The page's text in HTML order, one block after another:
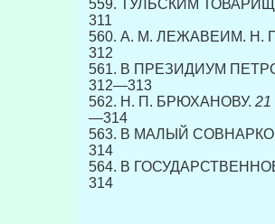
559. ТУЛЬСКИМ
311
560. А. М. ЛЕЖАВЕИМ. Н.
312
561. В ПРЕЗИДИУМ
312—313
562. Н. П. БРЮХАНОВУ. 21
—314
563. В МАЛЫЙ
314
564. В
314